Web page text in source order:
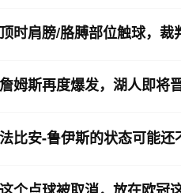
时肩膀/胳膊部位触球，裁
姆斯再度爆发，湖人即将晋
比安-鲁伊斯的状态可能